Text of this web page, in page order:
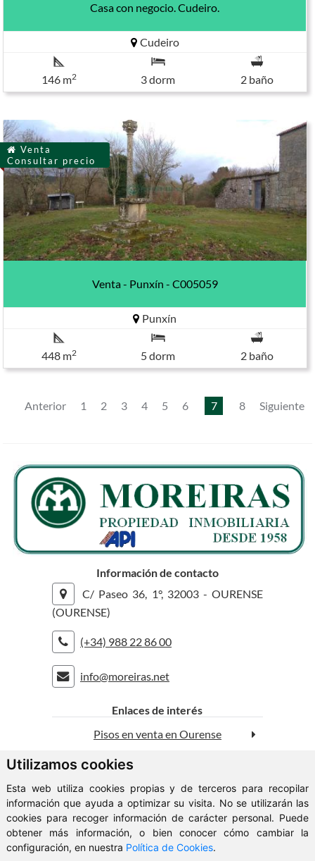
Utilizamos cookies
Esta web utiliza cookies propias y de terceros para recopilar
información que ayuda a optimizar su visita. No se utilizarán las
cookies para recoger información de carácter personal. Puede
obtener más información, o bien conocer cómo cambiar la
configuración, en nuestra Política de Cookies.
Casa con negocio. Cudeiro.
Cudeiro
146 m2 3 dorm 2 baño
Venta
Consultar precio
Venta - Punxín - C005059
Punxín
448 m2 5 dorm 2 baño
Anterior 1 2 3 4 5 6 7 8 Siguiente
Información de contacto
C/ Paseo 36, 1°, 32003 - OURENSE
(OURENSE)
(+34) 988 22 86 00
info@moreiras.net
Enlaces de interés
Pisos en venta en Ourense
Casas en venta en Ourense
Solares en venta en Ourense
© 2026 Moreiras Propiedad Inmobiliaria
Aviso Legal